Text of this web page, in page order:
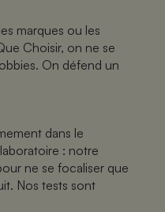
marques ou les
Choisir, on ne se
On défend un
dans le
: notre
ne se focaliser que
Nos tests sont